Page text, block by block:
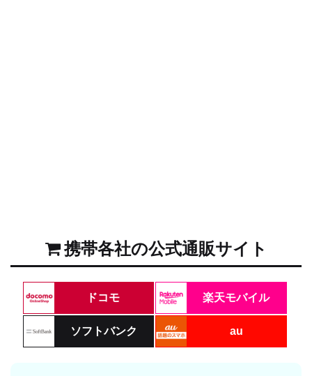
携帯各社の公式通販サイト
ドコモ 楽天モバイル
ソフトバンク au